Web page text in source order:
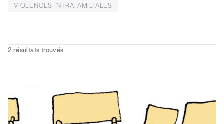
VIOLENCES INTRAFAMILIALES
2 résultats trouvés